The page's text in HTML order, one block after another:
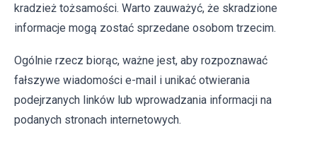
kradzież tożsamości. Warto zauważyć, że skradzione
informacje mogą zostać sprzedane osobom trzecim.
Ogólnie rzecz biorąc, ważne jest, aby rozpoznawać
fałszywe wiadomości e-mail i unikać otwierania
podejrzanych linków lub wprowadzania informacji na
podanych stronach internetowych.